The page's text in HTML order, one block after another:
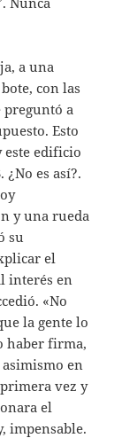
a una
con las
preguntó a
Esto
este edificio
¿No es así?.
y una rueda
su
el
interés en
«No
la gente lo
haber firma,
asimismo en
vez y
el
impensable.